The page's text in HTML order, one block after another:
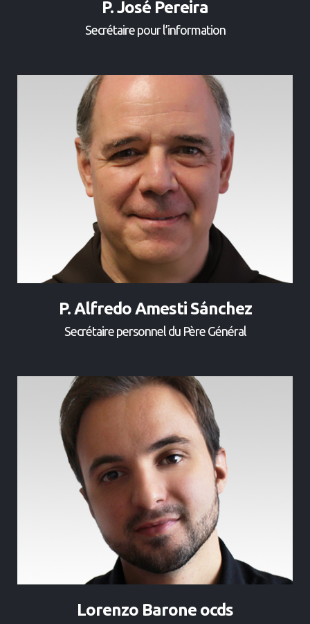
P. José Pereira
Secrétaire pour l’information
P. Alfredo Amesti Sánchez
Secrétaire personnel du Père Général
Lorenzo Barone ocds